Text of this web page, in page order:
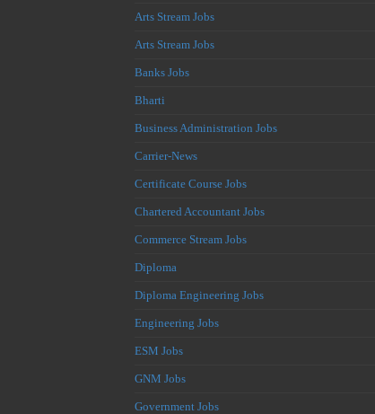
Arts Stream Jobs
Arts Stream Jobs
Banks Jobs
Bharti
Business Administration Jobs
Carrier-News
Certificate Course Jobs
Chartered Accountant Jobs
Commerce Stream Jobs
Diploma
Diploma Engineering Jobs
Engineering Jobs
ESM Jobs
GNM Jobs
Government Jobs